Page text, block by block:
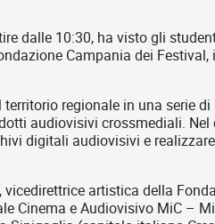
dalle 10:30, ha visto gli
Campania dei Festival,
regionale in una serie di
audiovisivi crossmediali.
digitali audiovisivi e
artistica della
Cinema e Audiovisivo MiC –